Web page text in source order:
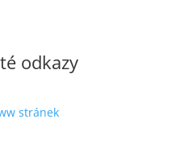
odkazy
stránek